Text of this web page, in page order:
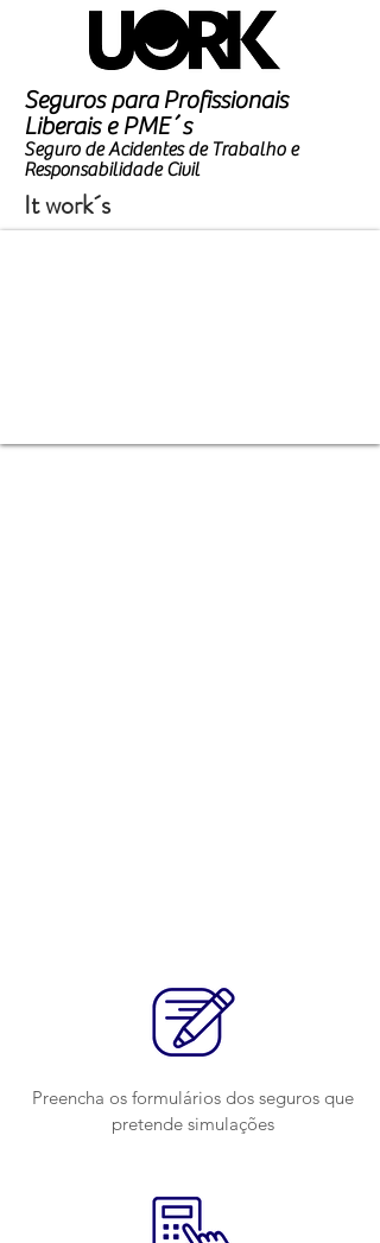
Seguros para Profissionais
Liberais e PME´s
Seguro de Acidentes de Trabalho e
Responsabilidade Civil
It work´s
Preencha os formulários dos seguros que
pretende simulações